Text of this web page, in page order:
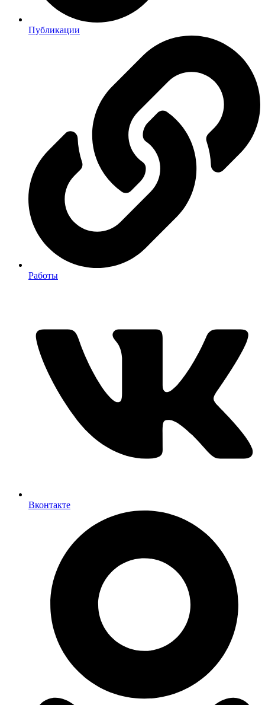
Публикации
Работы
Вконтакте